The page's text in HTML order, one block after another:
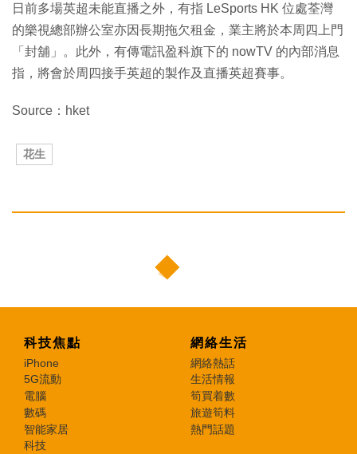
日前多場英超未能直播之外，有指 LeSports HK 位處荃灣
的樂視總部辦公室亦因長期拖欠租金，業主將於本周四上門
「封舖」。此外，有傳電訊盈科旗下的 nowTV 的內部消息
指，將會於周四接手英超的製作及直播英超賽事。
Source：hket
花生
科技焦點
iPhone
5G流動
電腦
數碼
智能家居
科技
網絡生活
網絡熱話
生活情報
筍買着數
旅遊筍料
熱門話題